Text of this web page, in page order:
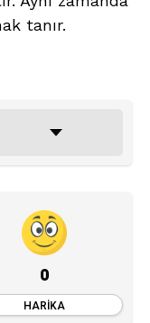
tanır.
0
HARIKA